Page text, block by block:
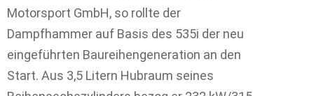
Motorsport GmbH, so rollte der
Dampfhammer auf Basis des 535i der neu
eingeführten Baureihengeneration an den
Start. Aus 3,5 Litern Hubraum seines